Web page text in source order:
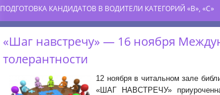
ПОДГОТОВКА КАНДИДАТОВ В ВОДИТЕЛИ КАТЕГОРИЙ «В», «С»
«Шаг навстречу» — 16 ноября
толерантности
12 ноября в читальном зале
«ШАГ НАВСТРЕЧУ»